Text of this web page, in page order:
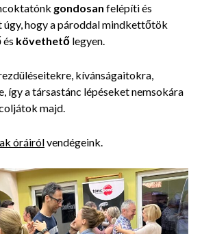
gondosan felépítiés
hogy a pároddal mindkettőtök
követhető legyen.
kívánságaitokra,
így a társastánc lépéseket nemsokára
majd.
óráirólvendégeink.